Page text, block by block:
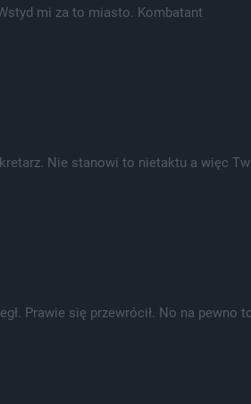
mi za to miasto. Kombatant
Nie stanowi to nietaktu a więc
Prawie się przewrócił. No na